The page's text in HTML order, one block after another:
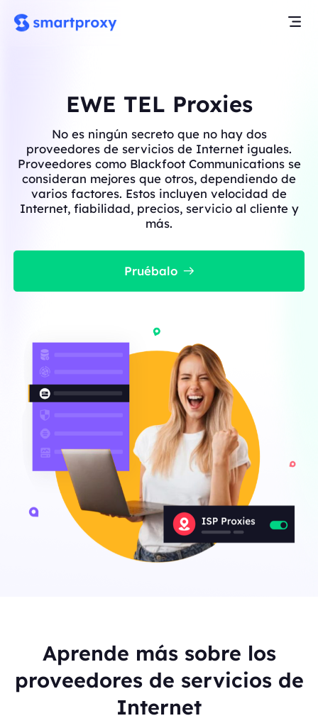
EWE TEL Proxies
No es ningún secreto que no hay dos
proveedores de servicios de Internet iguales.
Proveedores como Blackfoot Communications se
consideran mejores que otros, dependiendo de
varios factores. Estos incluyen velocidad de
Internet, fiabilidad, precios, servicio al cliente y
más.
Pruébalo
Aprende más sobre los
proveedores de servicios de
Internet